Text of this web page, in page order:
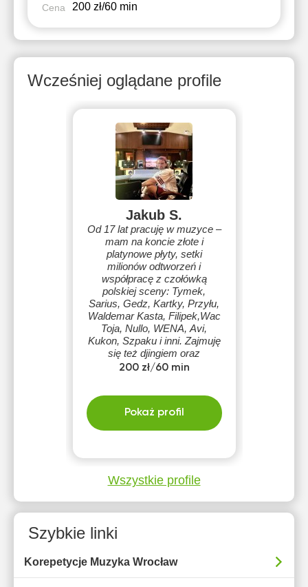
Cena 200 zł/60 min
Wcześniej oglądane profile
Jakub S.
Od 17 lat pracuję w muzyce –
mam na koncie złote i
platynowe płyty, setki
milionów odtworzeń i
współpracę z czołówką
polskiej sceny: Tymek,
Sarius, Gedz, Kartky, Przyłu,
Waldemar Kasta, Filipek,Wac
Toja, Nullo, WENA, Avi,
Kukon, Szpaku i inni. Zajmuję
się też djingiem oraz
śpiewam, zagrałem około 500
200 zł/60 min
Pokaż profil
Wszystkie profile
Szybkie linki
Korepetycje Muzyka Wrocław